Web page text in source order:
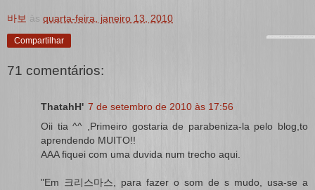
바보 às quarta-feira, janeiro 13, 2010
Compartilhar
71 comentários:
ThatahH' 7 de setembro de 2010 às 17:56
Oii tia ^^ ,Primeiro gostaria de parabeniza-la pelo blog,to
aprendendo MUITO!!
AAA fiquei com uma duvida num trecho aqui.
"Em 크리스마스, para fazer o som de s mudo, usa-se a